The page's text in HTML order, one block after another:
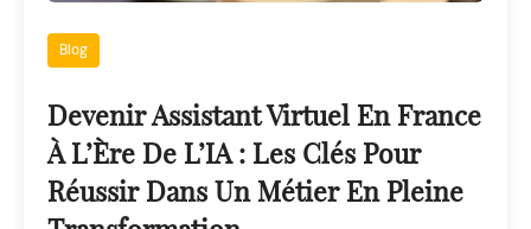
Blog
Devenir Assistant Virtuel En France
À L’Ère De L’IA : Les Clés Pour
Réussir Dans Un Métier En Pleine